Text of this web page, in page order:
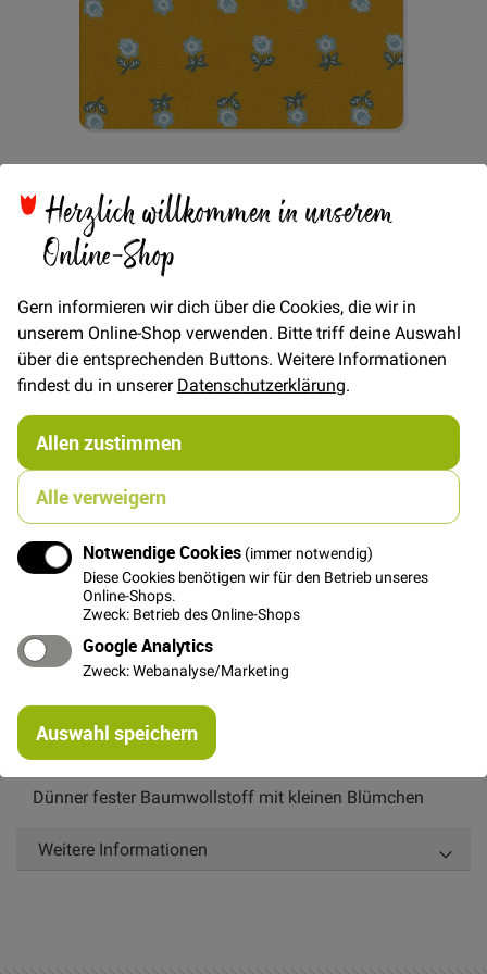
Herzlich willkommen in unserem
Online-Shop
Gern informieren wir dich über die Cookies, die wir in
unserem Online-Shop verwenden. Bitte triff deine Auswahl
über die entsprechenden Buttons. Weitere Informationen
findest du in unsererDatenschutzerklärung.
Allen zustimmen
Alle verweigern
Notwendige Cookies (immer notwendig)
Diese Cookies benötigen wir für den Betrieb unseres
Online-Shops.
Zweck: Betrieb des Online-Shops
Google Analytics
Zweck: Webanalyse/Marketing
Auswahl speichern
Anfang
der
Bildgalerie
springen
Flower Sweet - Gelb
Verfügbarkeit Auf Lager
Artikel
für
gruppiertes
Produkt
€/Meter(Freie Eingabe)
10,00 € 15,00 €
FAT QUARTER
5,00 €
In den Warenkorb
Dünner fester Baumwollstoff mit kleinen Blümchen
Weitere Informationen